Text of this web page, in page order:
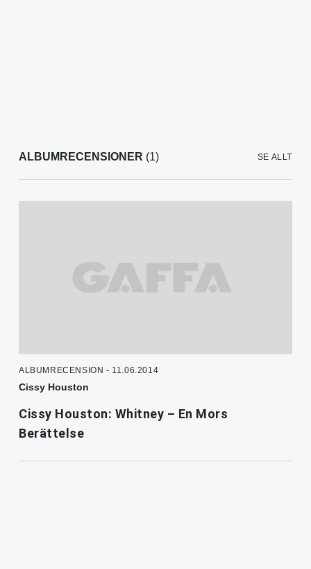
ALBUMRECENSIONER (1) SE ALLT
ALBUMRECENSION - 11.06.2014
Cissy Houston
Cissy Houston: Whitney – En Mors
Berättelse